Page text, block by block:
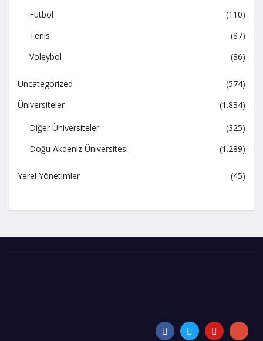
Futbol
(110)
Tenis
(87)
Voleybol
(36)
Uncategorized
(574)
Üniversiteler
(1.834)
Diğer Üniversiteler
(325)
Doğu Akdeniz Üniversitesi
(1.289)
Yerel Yönetimler (45)